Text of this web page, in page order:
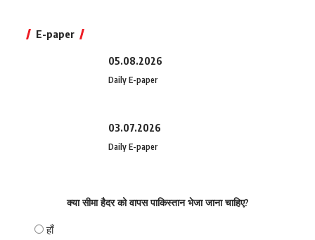
E-paper
05.08.2026
Daily E-paper
03.07.2026
Daily E-paper
क्या सीमा हैदर को वापस पाकिस्तान भेजा जाना चाहिए?
हाँ